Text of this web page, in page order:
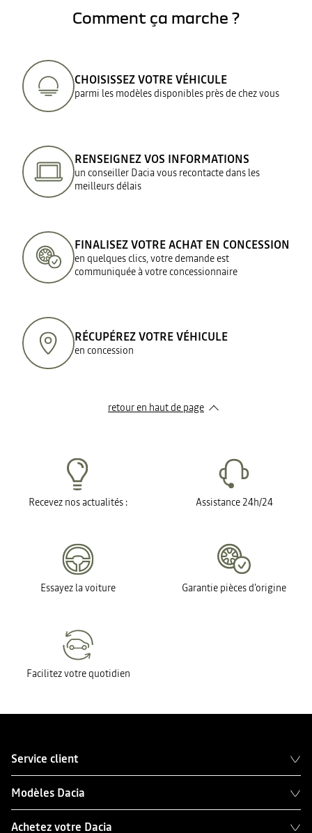
Comment ça marche ?
CHOISISSEZ VOTRE VÉHICULE
parmi les modèles disponibles près de chez vous
RENSEIGNEZ VOS INFORMATIONS
un conseiller Dacia vous recontacte dans les
meilleurs délais
FINALISEZ VOTRE ACHAT EN CONCESSION
en quelques clics, votre demande est
communiquée à votre concessionnaire
RÉCUPÉREZ VOTRE VÉHICULE
en concession
retour en haut de page​
Recevez nos actualités : Assistance 24h/24
Essayez la voiture Garantie pièces d'origine
Facilitez votre quotidien
Service client
Modèles Dacia
Achetez votre Dacia